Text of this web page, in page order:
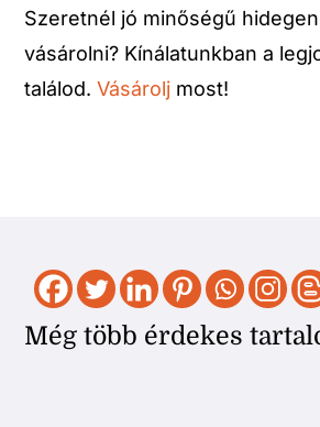
Szeretnél jó minőségű
vásárolni? Kínálatunkban a
találod.Vásárolj most!
Még több érdekes